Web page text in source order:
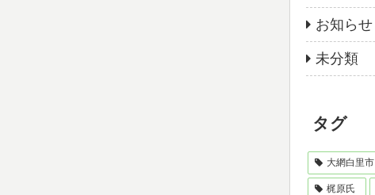
お知らせ
未分類
タグ
大網白里市
梶原氏